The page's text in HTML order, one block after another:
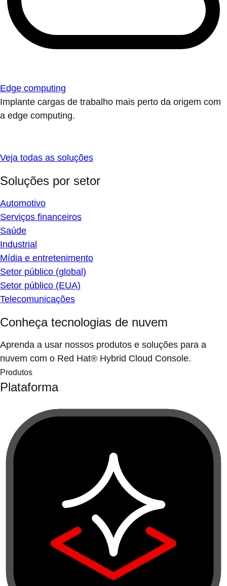
Edge computing
Implante cargas de trabalho mais perto da origem com
a edge computing.
Veja todas as soluções
Soluções por setor
Automotivo
Serviços financeiros
Saúde
Industrial
Mídia e entretenimento
Setor público (global)
Setor público (EUA)
Telecomunicações
Conheça tecnologias de nuvem
Aprenda a usar nossos produtos e soluções para a
nuvem com o Red Hat® Hybrid Cloud Console.
Produtos
Plataforma